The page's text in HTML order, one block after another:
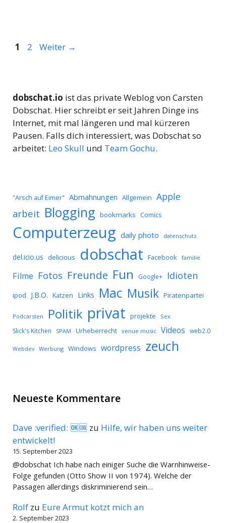
Seite
1 Seite
2 Weiter →
dobschat.io ist das private Weblog von Carsten
Dobschat. Hier schreibt er seit Jahren Dinge ins
Internet, mit mal längeren und mal kürzeren
Pausen. Falls dich interessiert, was Dobschat so
arbeitet: Leo Skull und Team Gochu.
"Arsch auf Eimer" Abmahnungen Allgemein Apple
arbeit Blogging bookmarks Comics
Computerzeug daily photo datenschutz
del.icio.us delicious dobschat Facebook familie
Filme Fotos Freunde Fun Google+ Idioten
ipod J.B.O. Katzen Links Mac Musik Piratenpartei
Podcarsten Politik privat projekte Sex
Slick's Kitchen SPAM Urheberrecht venue music Videos web2.0
Webdev Werbung Windows wordpress zeuch
Neueste Kommentare
Dave :verified: 🆗🆒 zu Hilfe, wir haben uns weiter
entwickelt!
15. September 2023
@dobschat Ich habe nach einiger Suche die Warnhinweise-
Folge gefunden (Otto Show II von 1974). Welche der
Passagen allerdings diskriminierend sein…
Rolf zu Eure Armut kotzt mich an
2. September 2023